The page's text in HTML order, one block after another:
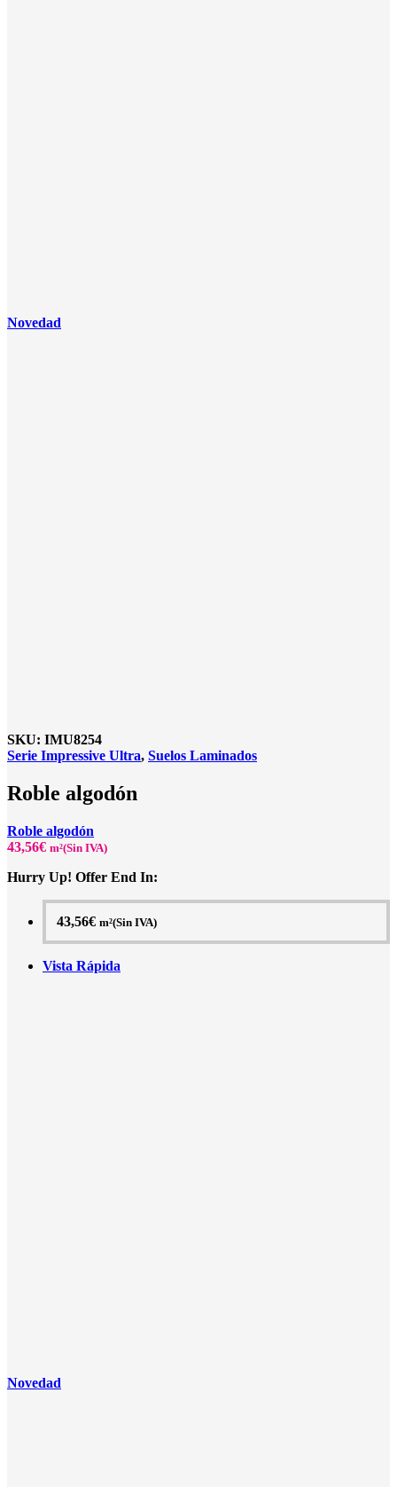
Novedad
SKU: IMU8254
Serie Impressive Ultra, Suelos Laminados
Roble algodón
Roble algodón
43,56€ m²(Sin IVA)
Hurry Up! Offer End In:
43,56€ m²(Sin IVA)
Vista Rápida
Novedad